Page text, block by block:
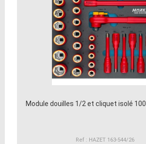
Module douilles 1/2 et cliquet isolé
Ref : HAZET 163-544/26